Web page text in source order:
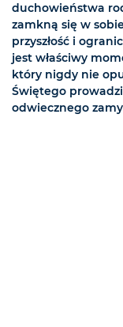
duchowieństwa
zamkną się w
przyszłość i
jest właściwy
który nigdy nie
Świętego
odwiecznego